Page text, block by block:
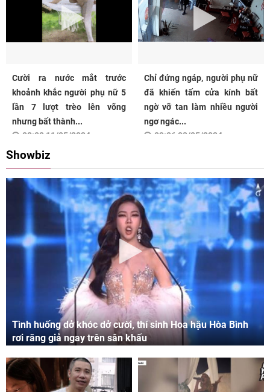
Cười ra nước mắt trước
khoảnh khắc người phụ nữ 5
lần 7 lượt trèo lên võng
nhưng bất thành...
08:00 11/05/2024
Chỉ đứng ngáp, người phụ nữ
đã khiến tấm cửa kính bất
ngờ vỡ tan làm nhiều người
ngơ ngác...
09:06 03/05/2024
Showbiz
Tình huống dở khóc dở cười, thí sinh Hoa hậu Hòa Bình
rơi răng giả ngay trên sân khấu